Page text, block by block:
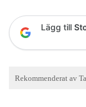
Lägg till